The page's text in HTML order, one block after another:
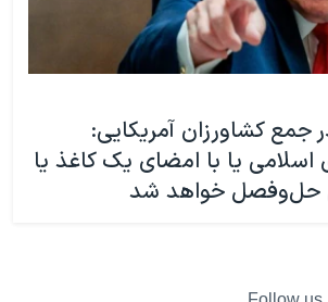
جمع کشاورزان آمریکایی:
یا با امضای یک کاغذ یا
حل‌وفصل خواهد شد